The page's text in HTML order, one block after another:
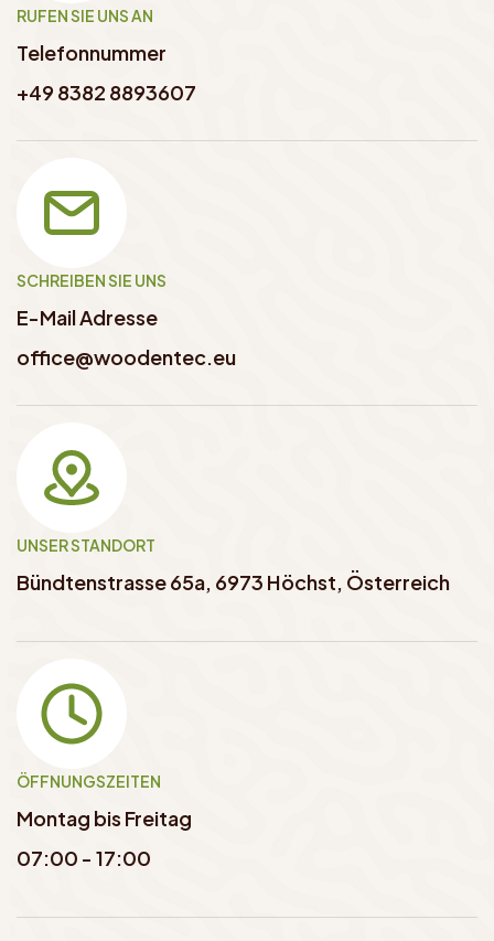
RUFEN SIE UNS AN
Telefonnummer
+49 8382 8893607
SCHREIBEN SIE UNS
E-Mail Adresse
office@woodentec.eu
UNSER STANDORT
Bündtenstrasse 65a, 6973 Höchst, Österreich
ÖFFNUNGSZEITEN
Montag bis Freitag
07:00 - 17:00